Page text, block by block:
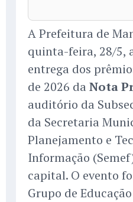
A Prefeitura de
quinta-feira, 28/5,
entrega dos
de 2026 da Nota
auditório da
da Secretaria
Planejamento e
Informação
capital. O evento
Grupo de